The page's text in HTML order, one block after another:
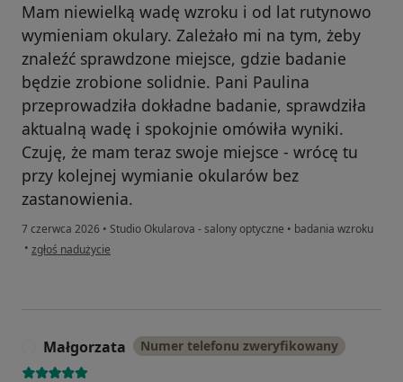
Mam niewielką wadę wzroku i od lat rutynowo
wymieniam okulary. Zależało mi na tym, żeby
znaleźć sprawdzone miejsce, gdzie badanie
będzie zrobione solidnie. Pani Paulina
przeprowadziła dokładne badanie, sprawdziła
aktualną wadę i spokojnie omówiła wyniki.
Czuję, że mam teraz swoje miejsce - wrócę tu
przy kolejnej wymianie okularów bez
zastanowienia.
7 czerwca 2026 • Studio Okularova - salony optyczne • badania wzroku
• w opinii użytkownika Nina
zgłoś nadużycie
Małgorzata Numer telefonu zweryfikowany